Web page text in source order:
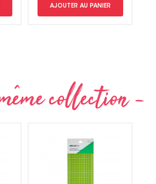
AJOUTER AU PANIER